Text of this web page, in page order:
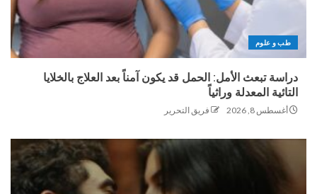
طب و علوم
دراسة تبعث الأمل: الحمل قد يكون آمناً بعد العلاج بالخلايا
التائية المعدلة وراثياً
أغسطس 8, 2026 فريق التحرير